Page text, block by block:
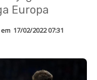
Europa
17/02/2022 07:31